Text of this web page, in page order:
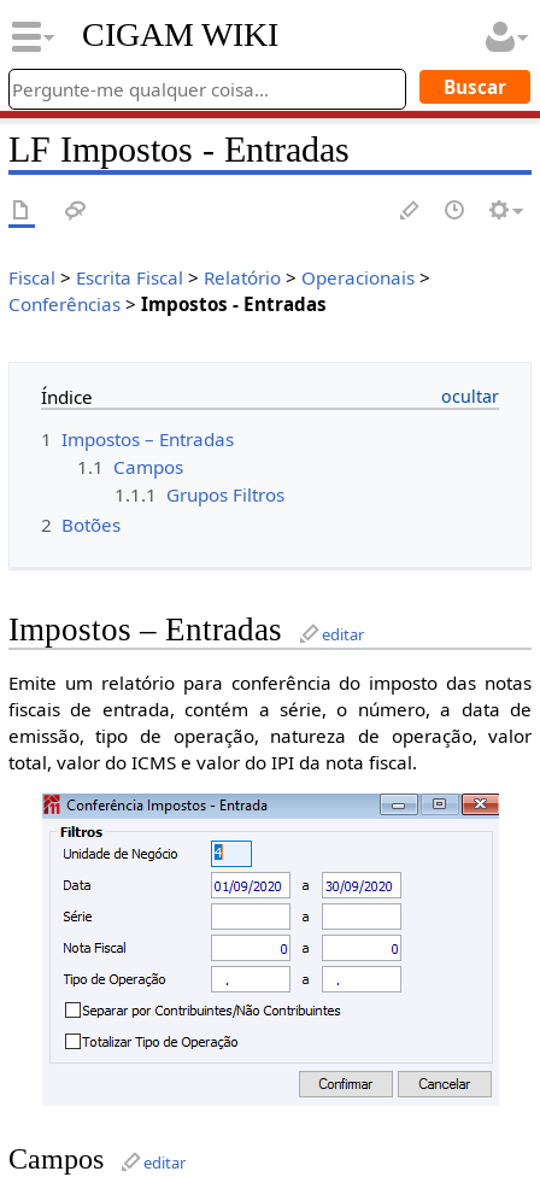
CIGAM WIKI
LF Impostos - Entradas
Fiscal > Escrita Fiscal > Relatório> Operacionais>
Conferências> Impostos - Entradas
Índice
1 Impostos – Entradas
1.1 Campos
1.1.1 Grupos Filtros
2 Botões
Impostos – Entradas editar
Emite um relatório para conferência do imposto das notas
fiscais de entrada, contém a série, o número, a data de
emissão, tipo de operação, natureza de operação, valor
total, valor do ICMS e valor do IPI da nota fiscal.
Campos editar